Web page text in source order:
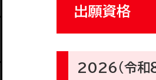
出願資格
202６（令和